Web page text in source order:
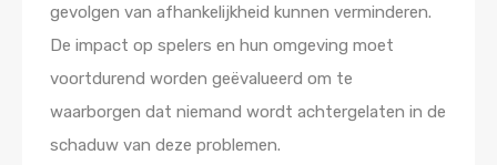
gevolgen van afhankelijkheid kunnen verminderen.
De impact op spelers en hun omgeving moet
voortdurend worden geëvalueerd om te
waarborgen dat niemand wordt achtergelaten in de
schaduw van deze problemen.